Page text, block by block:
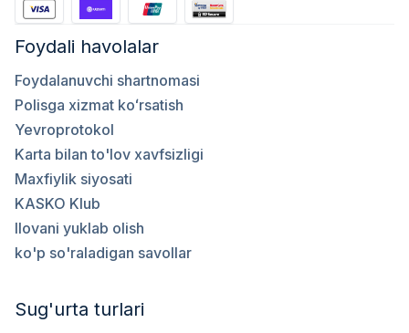
Foydali havolalar
Foydalanuvchi shartnomasi
Polisga xizmat koʻrsatish
Yevroprotokol
Karta bilan to'lov xavfsizligi
Maxfiylik siyosati
KASKO Klub
Ilovani yuklab olish
ko'p so'raladigan savollar
Sug'urta turlari